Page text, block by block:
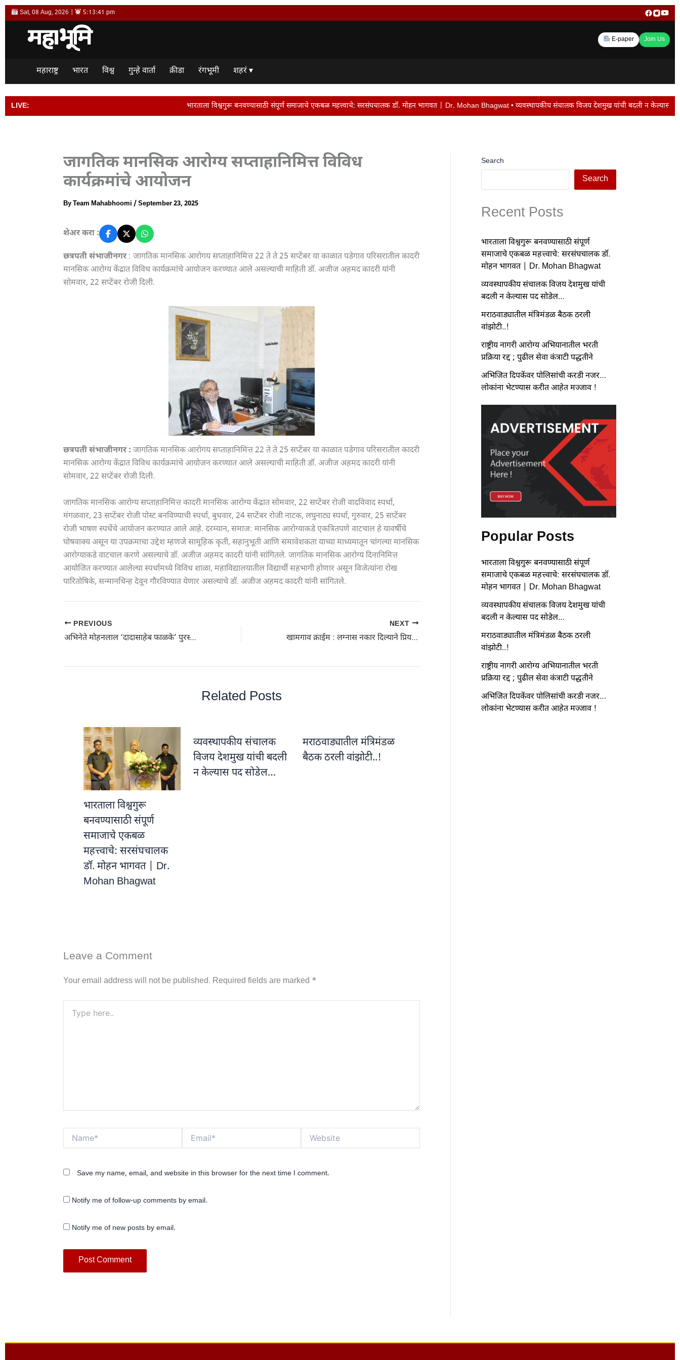
Skip
to
Sat, 08 Aug, 2026 | 5:13:42 pm
E-paper Join Us
महाराष्ट्र भारत विश्व गुन्हे वार्ता क्रीडा रंगभूमी शहरं ▾
LIVE: भारताला विश्वगुरू बनवण्यासाठी संपूर्ण समाजाचे एकबळ महत्त्वाचे: सरसंघचालक डॉ. मोहन भागवत | Dr. Mohan Bhagwat • व्यवस्थापकीय संचालक विजय देशमुख यांची बदली न केल्यास पद सोडेल… •
जागतिक मानसिक आरोग्य सप्ताहानिमित्त विविध
कार्यक्रमांचे आयोजन
ByTeam Mahabhoomi /September 23, 2025
शेअर करा :
छत्रपती संभाजीनगर: जागतिक मानसिक आरोगय सप्ताहानिमित्त 22 ते ते 25 सप्टेंबर या काळात पडेगाव परिसरातील कादरी
मानसिक आरोग्य केंद्रात विविध कार्यक्रमांचे आयोजन करण्यात आले असल्याची माहिती डॉ. अजीज अहमद कादरी यांनी
सोमवार, 22 सप्टेंबर रोजी दिली.
छत्रपती संभाजीनगर : जागतिक मानसिक आरोगय सप्ताहानिमित्त 22 ते ते 25 सप्टेंबर या काळात पडेगाव परिसरातील कादरी
मानसिक आरोग्य केंद्रात विविध कार्यक्रमांचे आयोजन करण्यात आले असल्याची माहिती डॉ. अजीज अहमद कादरी यांनी
सोमवार, 22 सप्टेंबर रोजी दिली.
जागतिक मानसिक आरोग्य सप्ताहानिमित्त कादरी मानसिक आरोग्य केंद्रात सोमवार, 22 सप्टेंबर रोजी वादविवाद स्पर्धा,
मंगळवार, 23 सप्टेंबर रोजी पोस्ट बनविण्याची स्पर्धा, बुधवार, 24 सप्टेंबर रोजी नाटक, लघुनाट्य स्पर्धा, गुरुवार, 25 सप्टेंबर
रोजी भाषण स्पर्धेचे आयोजन करण्यात आले आहे. दरम्यान, समाज: मानसिक आरोग्याकडे एकत्रितपणे वाटचाल हे यावर्षीचे
घोषवाक्य असून या उपक्रमाचा उद्देश म्हणजे सामूहिक कृती, सहानुभूती आणि समावेशकता याच्या माध्यमातून चांगल्या मानसिक
आरोग्याकडे वाटचाल करणे असल्याचे डॉ. अजीज अहमद कादरी यांनी सांगितले. जागतिक मानसिक आरोग्य दिनानिमित्त
आयोजित करण्यात आलेल्या स्पर्धामध्ये विविध शाळा, महाविद्यालयातील विद्यार्थी सहभागी होणार असून विजेत्यांना रोख
पारितोषिके, सन्मानचिन्ह देवून गौरविण्यात येणार असल्याचे डॉ. अजीज अहमद कादरी यांनी सांगितले.
PREVIOUS
अभिनेते मोहनलाल ‘दादासाहेब फाळके’ पुरस्काराने सन्मानित; शाहरुख खान, विक्रांत मेस्सी, राणी मुखर्जी यांनाही पुरस्कार
NEXT
खामगाव क्राईम : लग्नास नकार दिल्याने प्रियसीची चाकूने भोसकून हत्या करून प्रियकराची आत्महत्या!
Related Posts
भारताला विश्वगुरू
बनवण्यासाठी संपूर्ण
समाजाचे एकबळ
महत्त्वाचे: सरसंघचालक
डॉ. मोहन भागवत | Dr.
Mohan Bhagwat
व्यवस्थापकीय संचालक
विजय देशमुख यांची बदली
न केल्यास पद सोडेल…
मराठवाड्यातील मंत्रिमंडळ
बैठक ठरली वांझोटी..!
Leave a Comment
Your email address will not be published. Required fields are marked *
here..
Save my name, email, and website in this browser for the next time I comment.
Notify me of follow-up comments by email.
Notify me of new posts by email.
Search
Search
Recent Posts
भारताला विश्वगुरू बनवण्यासाठी संपूर्ण
समाजाचे एकबळ महत्त्वाचे: सरसंघचालक डॉ.
मोहन भागवत | Dr. Mohan Bhagwat
व्यवस्थापकीय संचालक विजय देशमुख यांची
बदली न केल्यास पद सोडेल…
मराठवाड्यातील मंत्रिमंडळ बैठक ठरली
वांझोटी..!
राष्ट्रीय नागरी आरोग्य अभियानातील भरती
प्रक्रिया रद्द ; पुढील सेवा कंत्राटी पद्धतीने
अभिजित दिपकेंवर पोलिसांची करडी नजर…
लोकांना भेटण्यास करीत आहेत मज्जाव !
Popular Posts
भारताला विश्वगुरू बनवण्यासाठी संपूर्ण
समाजाचे एकबळ महत्त्वाचे: सरसंघचालक डॉ.
मोहन भागवत | Dr. Mohan Bhagwat
व्यवस्थापकीय संचालक विजय देशमुख यांची
बदली न केल्यास पद सोडेल…
मराठवाड्यातील मंत्रिमंडळ बैठक ठरली
वांझोटी..!
राष्ट्रीय नागरी आरोग्य अभियानातील भरती
प्रक्रिया रद्द ; पुढील सेवा कंत्राटी पद्धतीने
अभिजित दिपकेंवर पोलिसांची करडी नजर…
लोकांना भेटण्यास करीत आहेत मज्जाव !